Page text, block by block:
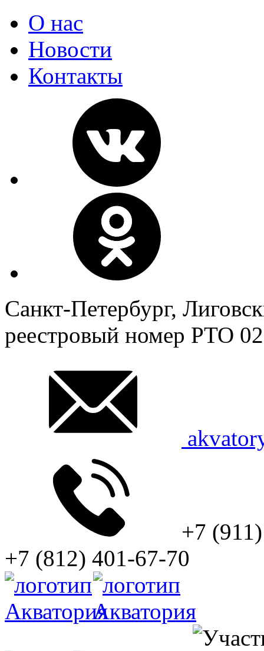
О нас
Новости
Контакты
Санкт-Петербург,
реестровый номер РТО
+7
+7 (812) 401-67-70